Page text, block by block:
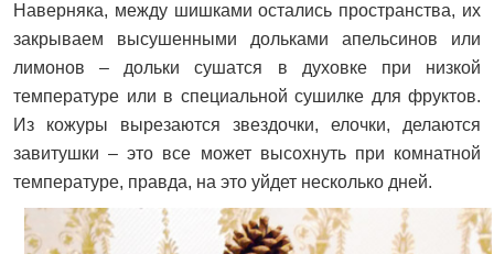
Наверняка, между шишками остались пространства, их
закрываем высушенными дольками апельсинов или
лимонов – дольки сушатся в духовке при низкой
температуре или в специальной сушилке для фруктов.
Из кожуры вырезаются звездочки, елочки, делаются
завитушки – это все может высохнуть при комнатной
температуре, правда, на это уйдет несколько дней.